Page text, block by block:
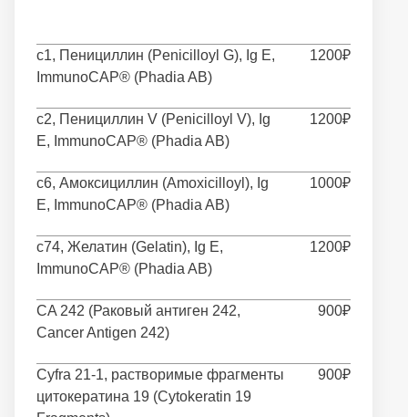
c1, Пенициллин (Penicilloyl G), Ig E,
ImmunoCAP® (Phadia AB)
1200₽
c2, Пенициллин V (Penicilloyl V), Ig
E, ImmunoCAP® (Phadia AB)
1200₽
c6, Амоксициллин (Amoxicilloyl), Ig
E, ImmunoCAP® (Phadia AB)
1000₽
c74, Желатин (Gelatin), Ig E,
ImmunoCAP® (Phadia AB)
1200₽
CA 242 (Раковый антиген 242,
Cancer Antigen 242)
900₽
Cyfra 21-1, растворимые фрагменты
цитокератина 19 (Cytokeratin 19
900₽